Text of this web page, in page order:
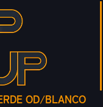
OD/BLANCO